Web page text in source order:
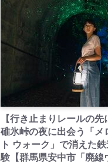
【行き止まりレールの先
碓氷峠の夜に出会う「メ
ト ウォーク」で消えた
験【群馬県安中市「廃線